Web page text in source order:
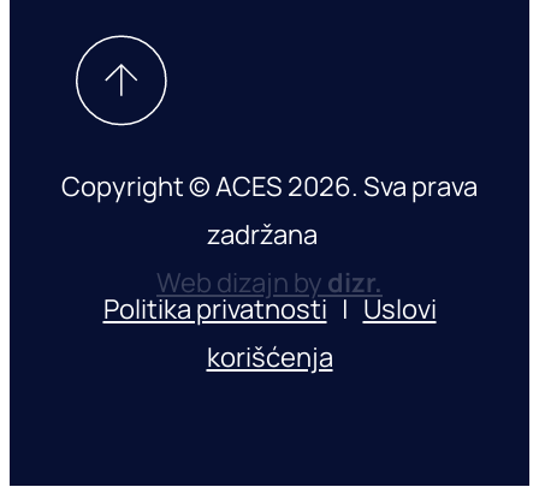
Copyright © ACES 2026. Sva prava
zadržana
Web dizajn bydizr.
Politika privatnosti|Uslovi
korišćenja